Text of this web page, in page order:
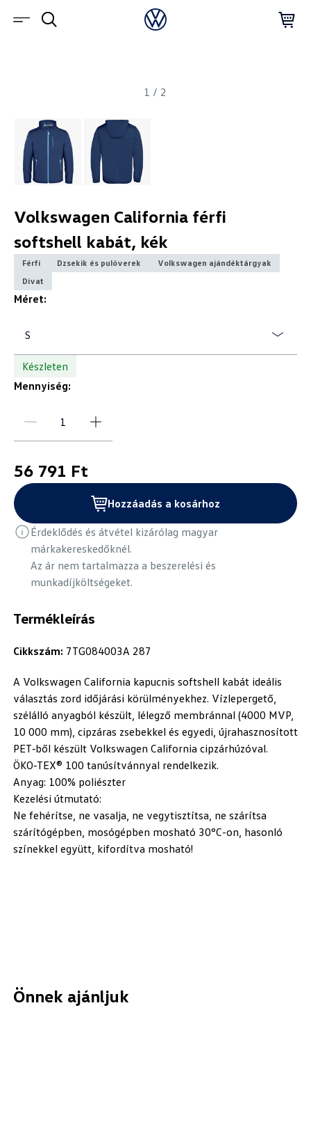
1 / 2
Termékleírás
Cikkszám: 7TG084003A 287
A Volkswagen California kapucnis softshell kabát ideális
választás zord időjárási körülményekhez. Vízlepergető,
szélálló anyagból készült, lélegző membránnal (4000 MVP,
10 000 mm), cipzáras zsebekkel és egyedi, újrahasznosított
PET‑ből készült Volkswagen California cipzárhúzóval.
ÖKO‑TEX® 100 tanúsítvánnyal rendelkezik.
Anyag: 100% poliészter
Kezelési útmutató:
Ne fehérítse, ne vasalja, ne vegytisztítsa, ne szárítsa
szárítógépben, mosógépben mosható 30°C-on, hasonló
színekkel együtt, kifordítva mosható!
Volkswagen California férfi
softshell kabát, kék
Férfi Dzsekik és pulóverek
Volkswagen ajándéktárgyak
Divat
Méret:
S
Készleten
Mennyiség:
56 791 Ft
Hozzáadás a kosárhoz
Érdeklődés és átvétel kizárólag magyar
márkakereskedőknél.
Az ár nem tartalmazza a beszerelési és
munkadíjköltségeket.
Önnek ajánljuk